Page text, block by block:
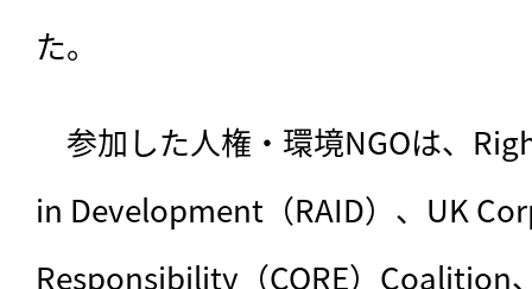
た。
参加した人権・環境NGOは、
in Development（RAID）、UK
Responsibility（CORE）Coalition